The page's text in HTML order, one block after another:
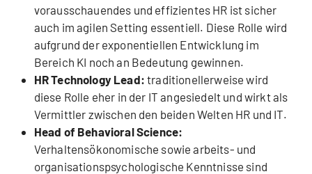
vorausschauendes und effizientes HR ist sicher
auch im agilen Setting essentiell. Diese Rolle wird
aufgrund der exponentiellen Entwicklung im
Bereich KI noch an Bedeutung gewinnen.
HR Technology Lead: traditionellerweise wird
diese Rolle eher in der IT angesiedelt und wirkt als
Vermittler zwischen den beiden Welten HR und IT.
Head of Behavioral Science:
Verhaltensökonomische sowie arbeits- und
organisationspsychologische Kenntnisse sind